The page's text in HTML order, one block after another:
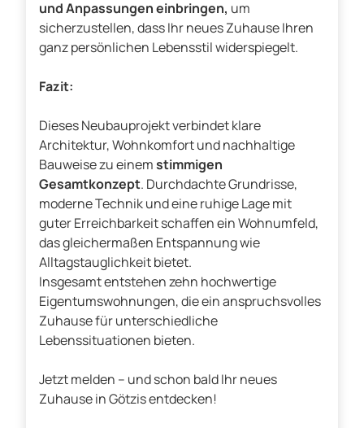
und Anpassungen einbringen, um
sicherzustellen, dass Ihr neues Zuhause Ihren
ganz persönlichen Lebensstil widerspiegelt.
Fazit:
Dieses Neubauprojekt verbindet klare
Architektur, Wohnkomfort und nachhaltige
Bauweise zu einemstimmigen
Gesamtkonzept. Durchdachte Grundrisse,
moderne Technik und eine ruhige Lage mit
guter Erreichbarkeit schaffen ein Wohnumfeld,
das gleichermaßen Entspannung wie
Alltagstauglichkeit bietet.
Insgesamt entstehen zehn hochwertige
Eigentumswohnungen, die ein anspruchsvolles
Zuhause für unterschiedliche
Lebenssituationen bieten.
Jetzt melden – und schon bald Ihr neues
Zuhause in Götzis entdecken!